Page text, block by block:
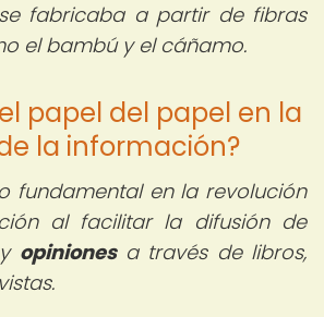
fabricaba a partir de fibras
el bambú y el cáñamo.
papel del papel en la
la información?
fundamental en la revolución
al facilitar la difusión de
opinionesa través de libros,